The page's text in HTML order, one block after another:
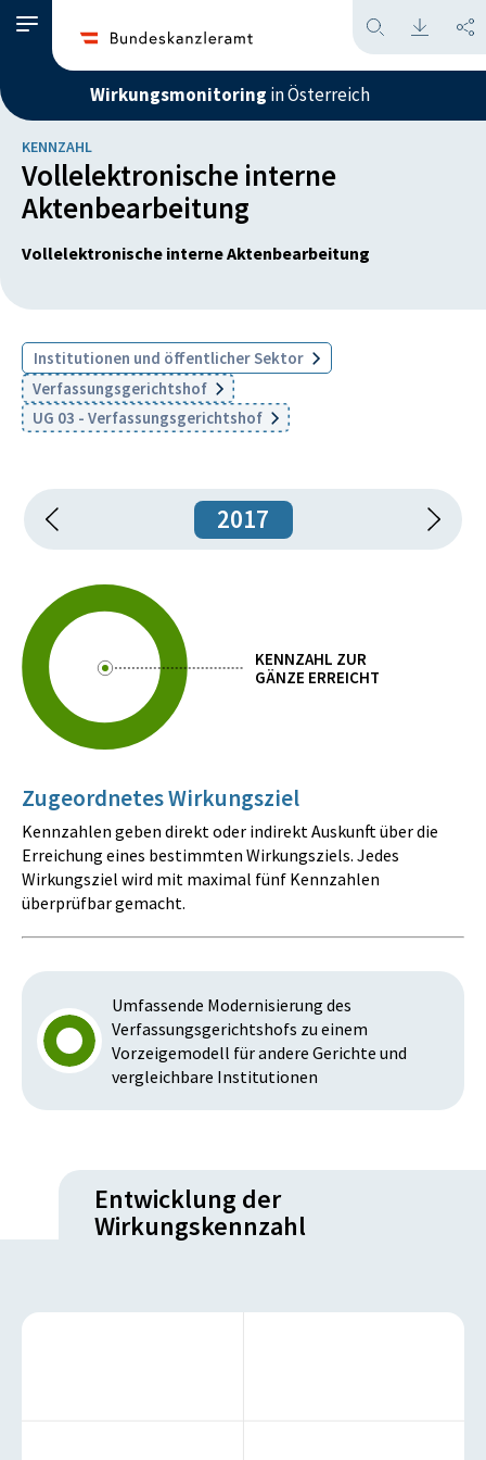
Wirkungsmonitoring in Österreich
KENNZAHL
Vollelektronische interne
Aktenbearbeitung
Vollelektronische interne Aktenbearbeitung
Institutionen und öffentlicher Sektor
Verfassungsgerichtshof
UG 03 - Verfassungsgerichtshof
2017
KENNZAHL ZUR
GÄNZE ERREICHT
Zugeordnetes Wirkungsziel
Kennzahlen geben direkt oder indirekt Auskunft über die
Erreichung eines bestimmten Wirkungsziels. Jedes
Wirkungsziel wird mit maximal fünf Kennzahlen
überprüfbar gemacht.
Umfassende Modernisierung des
Verfassungsgerichtshofs zu einem
Vorzeigemodell für andere Gerichte und
vergleichbare Institutionen
Entwicklung der
Wirkungskennzahl